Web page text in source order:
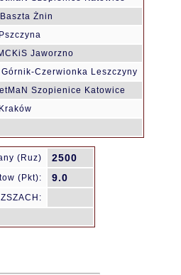
Żnin
Jaworzno
Górnik-Czerwionka Leszczyny
Szopienice Katowice
(Ruz) 2500
(Pkt): 9.0